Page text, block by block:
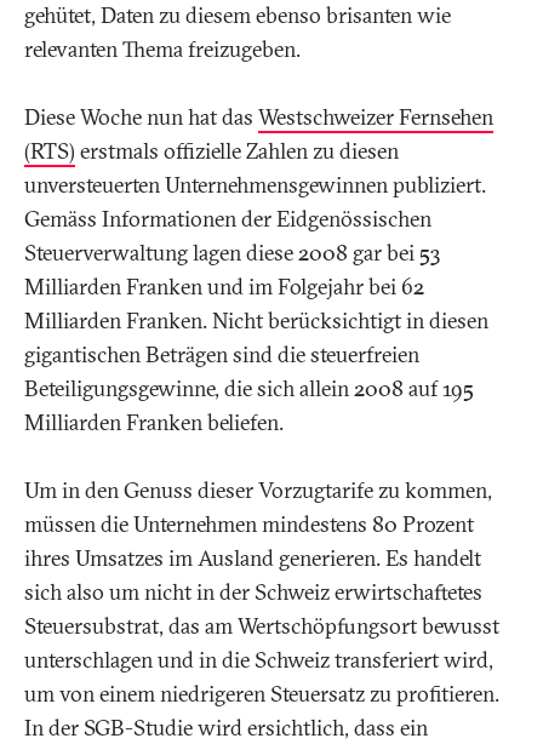
gehütet, Daten zu diesem ebenso brisanten wie
relevanten Thema freizugeben.
Diese Woche nun hat das Westschweizer Fernsehen
(RTS) erstmals offizielle Zahlen zu diesen
unversteuerten Unternehmensgewinnen publiziert.
Gemäss Informationen der Eidgenössischen
Steuerverwaltung lagen diese 2008 gar bei 53
Milliarden Franken und im Folgejahr bei 62
Milliarden Franken. Nicht berücksichtigt in diesen
gigantischen Beträgen sind die steuerfreien
Beteiligungsgewinne, die sich allein 2008 auf 195
Milliarden Franken beliefen.
Um in den Genuss dieser Vorzugtarife zu kommen,
müssen die Unternehmen mindestens 80 Prozent
ihres Umsatzes im Ausland generieren. Es handelt
sich also um nicht in der Schweiz erwirtschaftetes
Steuersubstrat, das am Wertschöpfungsort bewusst
unterschlagen und in die Schweiz transferiert wird,
um von einem niedrigeren Steuersatz zu profitieren.
In der SGB-Studie wird ersichtlich, dass ein